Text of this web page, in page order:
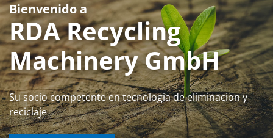
Bienvenido a
RDA Recycling
Machinery GmbH
Su socio competente en tecnologia de eliminacion y
reciclaje